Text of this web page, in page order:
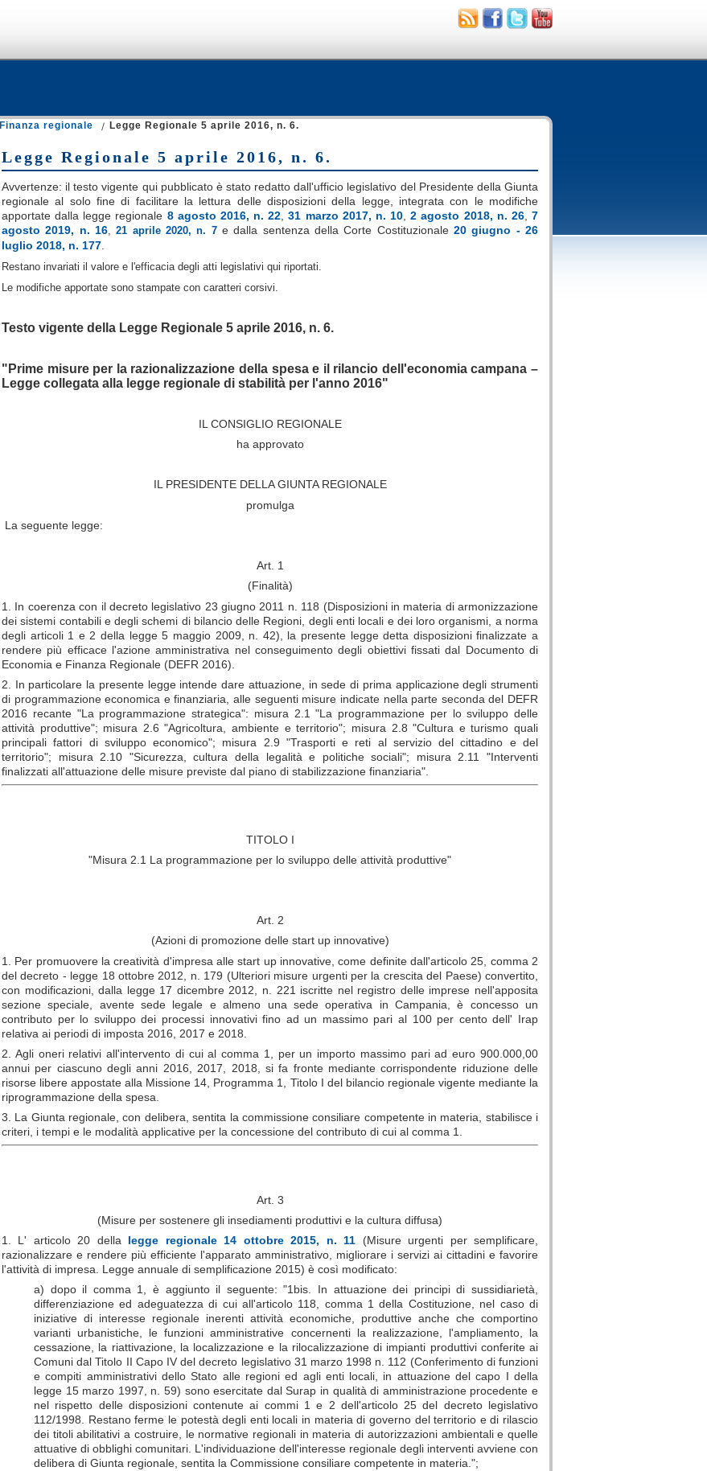
Finanza regionale Legge Regionale 5 aprile 2016, n. 6.
Legge Regionale 5 aprile 2016, n. 6.
Avvertenze: il testo vigente qui pubblicato è stato redatto dall'ufficio legislativo del Presidente della Giunta
regionale al solo fine di facilitare la lettura delle disposizioni della legge, integrata con le modifiche
apportate dalla legge regionale 8 agosto 2016, n. 22,31 marzo 2017, n. 10,2 agosto 2018, n. 26,7
agosto 2019, n. 16,21 aprile 2020, n. 7 e dalla sentenza della Corte Costituzionale20 giugno - 26
luglio 2018, n. 177.
Restano invariati il valore e l'efficacia degli atti legislativi qui riportati.
Le modifiche apportate sono stampate con caratteri corsivi.
Testo vigente della Legge Regionale 5 aprile 2016, n. 6.
"Prime misure per la razionalizzazione della spesa e il rilancio dell'economia campana –
Legge collegata alla legge regionale di stabilità per l'anno 2016"
IL CONSIGLIO REGIONALE
ha approvato
IL PRESIDENTE DELLA GIUNTA REGIONALE
promulga
La seguente legge:
Art. 1
(Finalità)
1. In coerenza con il decreto legislativo 23 giugno 2011 n. 118 (Disposizioni in materia di armonizzazione
dei sistemi contabili e degli schemi di bilancio delle Regioni, degli enti locali e dei loro organismi, a norma
degli articoli 1 e 2 della legge 5 maggio 2009, n. 42), la presente legge detta disposizioni finalizzate a
rendere più efficace l'azione amministrativa nel conseguimento degli obiettivi fissati dal Documento di
Economia e Finanza Regionale (DEFR 2016).
2. In particolare la presente legge intende dare attuazione, in sede di prima applicazione degli strumenti
di programmazione economica e finanziaria, alle seguenti misure indicate nella parte seconda del DEFR
2016 recante "La programmazione strategica": misura 2.1 "La programmazione per lo sviluppo delle
attività produttive"; misura 2.6 "Agricoltura, ambiente e territorio"; misura 2.8 "Cultura e turismo quali
principali fattori di sviluppo economico"; misura 2.9 "Trasporti e reti al servizio del cittadino e del
territorio"; misura 2.10 "Sicurezza, cultura della legalità e politiche sociali"; misura 2.11 "Interventi
finalizzati all'attuazione delle misure previste dal piano di stabilizzazione finanziaria".
TITOLO I
"Misura 2.1 La programmazione per lo sviluppo delle attività produttive"
Art. 2
(Azioni di promozione delle start up innovative)
1. Per promuovere la creatività d'impresa alle start up innovative, come definite dall'articolo 25, comma 2
del decreto - legge 18 ottobre 2012, n. 179 (Ulteriori misure urgenti per la crescita del Paese) convertito,
con modificazioni, dalla legge 17 dicembre 2012, n. 221 iscritte nel registro delle imprese nell'apposita
sezione speciale, avente sede legale e almeno una sede operativa in Campania, è concesso un
contributo per lo sviluppo dei processi innovativi fino ad un massimo pari al 100 per cento dell' Irap
relativa ai periodi di imposta 2016, 2017 e 2018.
2. Agli oneri relativi all'intervento di cui al comma 1, per un importo massimo pari ad euro 900.000,00
annui per ciascuno degli anni 2016, 2017, 2018, si fa fronte mediante corrispondente riduzione delle
risorse libere appostate alla Missione 14, Programma 1, Titolo I del bilancio regionale vigente mediante la
riprogrammazione della spesa.
3. La Giunta regionale, con delibera, sentita la commissione consiliare competente in materia, stabilisce i
criteri, i tempi e le modalità applicative per la concessione del contributo di cui al comma 1.
Art. 3
(Misure per sostenere gli insediamenti produttivi e la cultura diffusa)
1. L' articolo 20 della legge regionale 14 ottobre 2015, n. 11 (Misure urgenti per semplificare,
razionalizzare e rendere più efficiente l'apparato amministrativo, migliorare i servizi ai cittadini e favorire
l'attività di impresa. Legge annuale di semplificazione 2015) è così modificato:
a) dopo il comma 1, è aggiunto il seguente: "1bis. In attuazione dei principi di sussidiarietà,
differenziazione ed adeguatezza di cui all'articolo 118, comma 1 della Costituzione, nel caso di
iniziative di interesse regionale inerenti attività economiche, produttive anche che comportino
varianti urbanistiche, le funzioni amministrative concernenti la realizzazione, l'ampliamento, la
cessazione, la riattivazione, la localizzazione e la rilocalizzazione di impianti produttivi conferite ai
Comuni dal Titolo II Capo IV del decreto legislativo 31 marzo 1998 n. 112 (Conferimento di funzioni
e compiti amministrativi dello Stato alle regioni ed agli enti locali, in attuazione del capo I della
legge 15 marzo 1997, n. 59) sono esercitate dal Surap in qualità di amministrazione procedente e
nel rispetto delle disposizioni contenute ai commi 1 e 2 dell'articolo 25 del decreto legislativo
112/1998. Restano ferme le potestà degli enti locali in materia di governo del territorio e di rilascio
dei titoli abilitativi a costruire, le normative regionali in materia di autorizzazioni ambientali e quelle
attuative di obblighi comunitari. L'individuazione dell'interesse regionale degli interventi avviene con
delibera di Giunta regionale, sentita la Commissione consiliare competente in materia.";